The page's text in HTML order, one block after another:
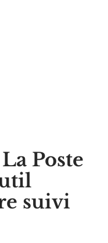
Poste
suivi